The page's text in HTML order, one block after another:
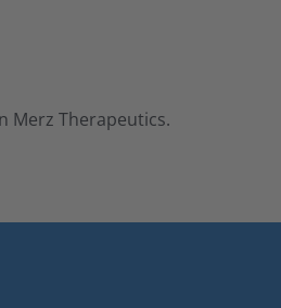
Merz Therapeutics.